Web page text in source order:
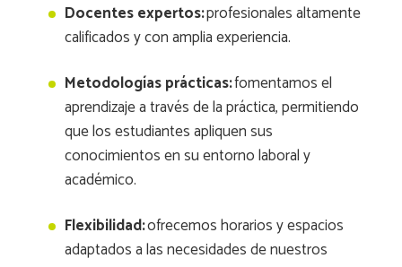
Docentes expertos:profesionales altamente
calificados y con amplia experiencia.
Metodologías prácticas:fomentamos el
aprendizaje a través de la práctica, permitiendo
que los estudiantes apliquen sus
conocimientos en su entorno laboral y
académico.
Flexibilidad:ofrecemos horarios y espacios
adaptados a las necesidades de nuestros